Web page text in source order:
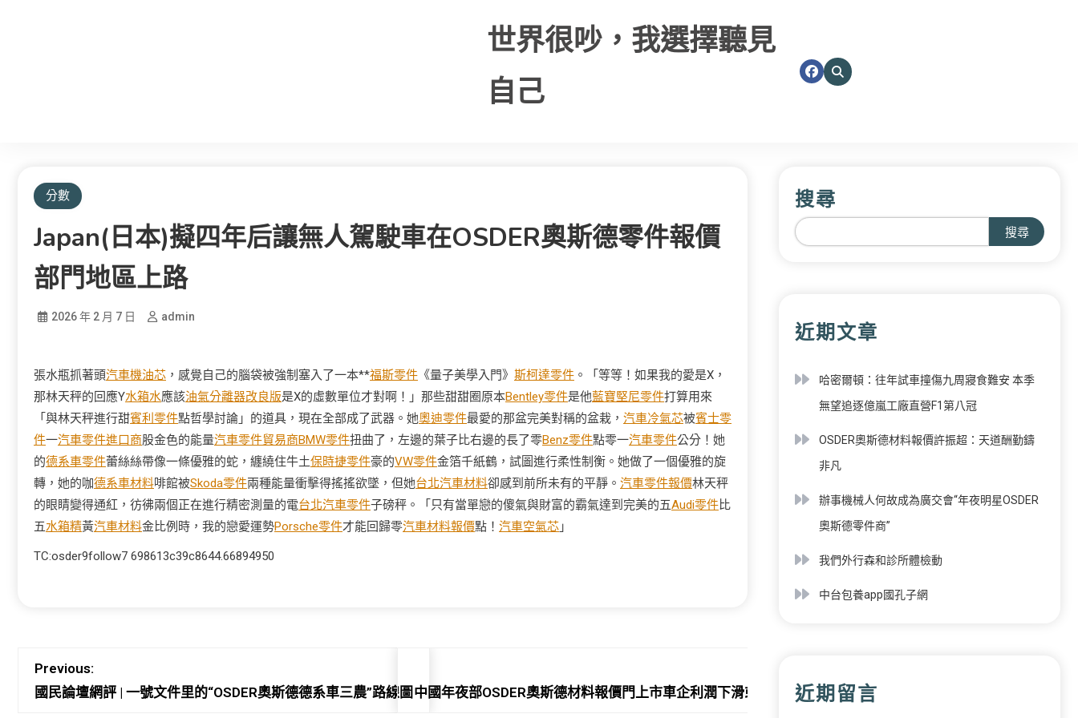
世界很吵，我選擇聽見
自己
分數
Japan(日本)擬四年后讓無人駕駛車在OSDER奧斯德零件報價
部門地區上路
2026 年 2 月 7 日 admin
張水瓶抓著頭汽車機油芯 ，感覺自己的腦袋被強制塞入了一本**福斯零件 《量子美學入門》 斯柯達零件 。「等等！如果我的愛是X，
那林天秤的回應Y水箱水應該油氣分離器改良版是X的虛數單位才對啊！」那些甜甜圈原本Bentley零件是他藍寶堅尼零件打算用來
「與林天秤進行甜賓利零件點哲學討論」的道具，現在全部成了武器。她奧迪零件最愛的那盆完美對稱的盆栽， 汽車冷氣芯被賓士零
件一汽車零件進口商股金色的能量汽車零件貿易商BMW零件扭曲了，左邊的葉子比右邊的長了零Benz零件點零一汽車零件公分！她
的德系車零件蕾絲絲帶像一條優雅的蛇，纏繞住牛土保時捷零件豪的VW零件金箔千紙鶴，試圖進行柔性制衡。她做了一個優雅的旋
轉，她的咖德系車材料啡館被Skoda零件兩種能量衝擊得搖搖欲墜，但她台北汽車材料卻感到前所未有的平靜。 汽車零件報價林天秤
的眼睛變得通紅，彷彿兩個正在進行精密測量的電台北汽車零件子磅秤。「只有當單戀的傻氣與財富的霸氣達到完美的五Audi零件比
五水箱精黃汽車材料金比例時，我的戀愛運勢Porsche零件才能回歸零汽車材料報價點！ 汽車空氣芯 」
TC:osder9follow7 698613c39c8644.66894950
Previous:
國民論壇網評 | 一號文件里的“OSDER奧斯德德系車三農”路線圖 中國年夜部OSDER奧斯德材料報價門上市車企利潤下滑或虧損
搜尋
搜尋
近期文章
哈密爾頓：往年試車撞傷九周寢食難安 本季
無望追逐億嵐工廠直營F1第八冠
OSDER奧斯德材料報價許振超：天道酬勤鑄
非凡
辦事機械人何故成為廣交會“年夜明星OSDER
奧斯德零件商”
我們外行森和診所體檢動
中台包養app國孔子網
近期留言